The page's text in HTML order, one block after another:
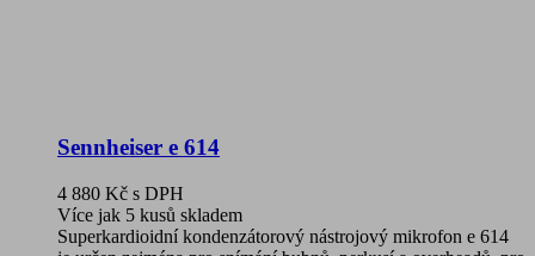
Sennheiser e 614
4 880 Kč s DPH
Více jak 5 kusů skladem
Superkardioidní kondenzátorový nástrojový mikrofon e 614